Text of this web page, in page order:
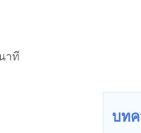
าที
บท